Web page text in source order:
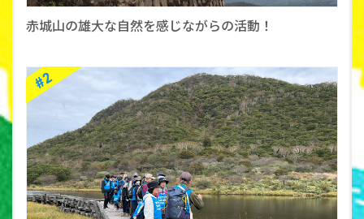
赤城山の雄大な自然を感じながらの活動！